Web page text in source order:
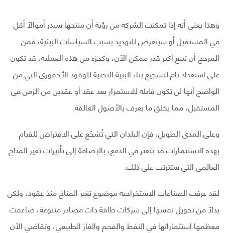
وهذا يعني أنه إذا تمكنت الشركة من رؤية أن منتجها سيدر أموالاً أقل
في المستقبل أو سيتعرض للتهديد بسبب السياسات البيئية، فمن
المرجح أن تبيع أكبر قدر ممكن الآن، وكجزء من هذه العملية، قد تكون
على استعداد تام لتشجيع بناء البنية التحتية للوقود الأحفوري التي من
الواضح أنها لن تكون قابلة للاستمرار بعد عقد أو عقدين من الزمن في
المستقبل، مما يخلق ما يعرف بالأصول العالقة.
وعلى المدى الطويل، فإن البلدان التي تُشجّع على الاقتراض للقيام
بهذه الاستثمارات قد تتعثر في الدفع، بالإضافة إلى تأثيرات تغير المناخ
العالمي التي ستترتب على ذلك.
لقد عرفت الصناعات الاستخراجية موضوع تغير المناخ منذ عقود، ولكن
بدلًا من تحويل نفسها إلى شركات طاقة ذات مصادر متنوعة، ضاعفت
معظمها استثماراتها في النفط والفحم والغاز الطبيعي، وتقاضي الآن